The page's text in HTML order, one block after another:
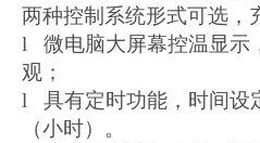
两种控制系统形式可选，
l 微电脑大屏幕控温显示
观；
l 具有定时功能，时间设
（小时）。